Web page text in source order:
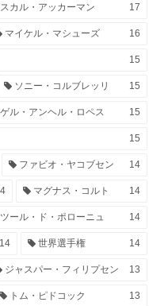
カル・アッカーマン 17
マイケル・マシューズ 16
15
ソニー・コルブレッリ 15
ゲル・アンヘル・ロペス 15
15
ファビオ・ヤコブセン 14
マグナス・コルト 14
ツール・ド・ポローニュ 14
14 世界選手権 14
ジャスパー・フィリプセン 13
トム・ピドコック 13